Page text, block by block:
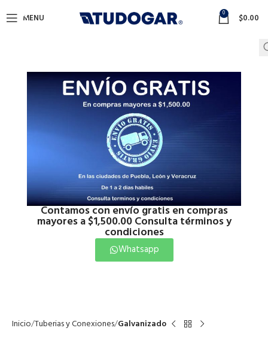
Contamos con envío gratis en compras
mayores a $1,500.00 Consulta términos y
condiciones
Whatsapp
MENU 0 $0.00
Inicio Tuberias y Conexiones Galvanizado